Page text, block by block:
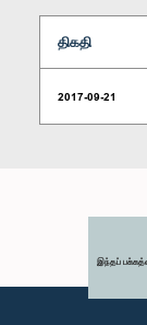
திகதி
2017-09-21
இந்தப்